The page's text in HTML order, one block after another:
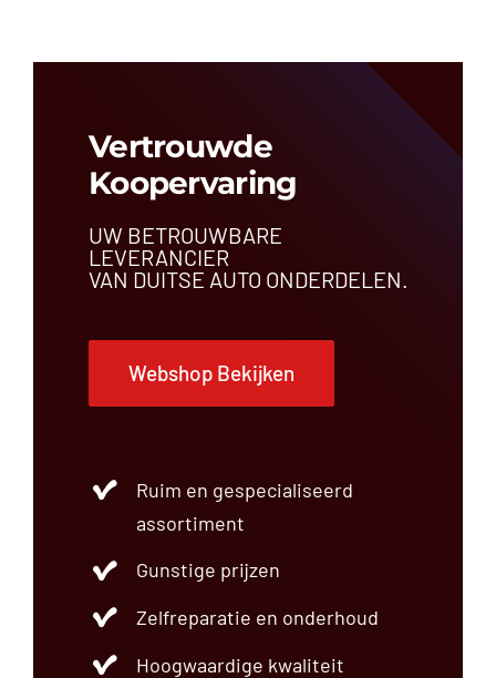
Vertrouwde
Koopervaring
UW BETROUWBARE
LEVERANCIER
VAN DUITSE AUTO ONDERDELEN.
Webshop Bekijken
Ruim en gespecialiseerd
assortiment
Gunstige prijzen
Zelfreparatie en onderhoud
Hoogwaardige kwaliteit